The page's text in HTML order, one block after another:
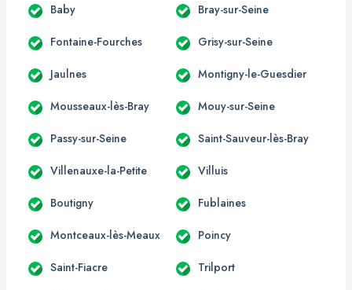
Baby Bray-sur-Seine
Fontaine-Fourches Grisy-sur-Seine
Jaulnes Montigny-le-Guesdier
Mousseaux-lès-Bray Mouy-sur-Seine
Passy-sur-Seine Saint-Sauveur-lès-Bray
Villenauxe-la-Petite Villuis
Boutigny Fublaines
Montceaux-lès-Meaux Poincy
Saint-Fiacre Trilport